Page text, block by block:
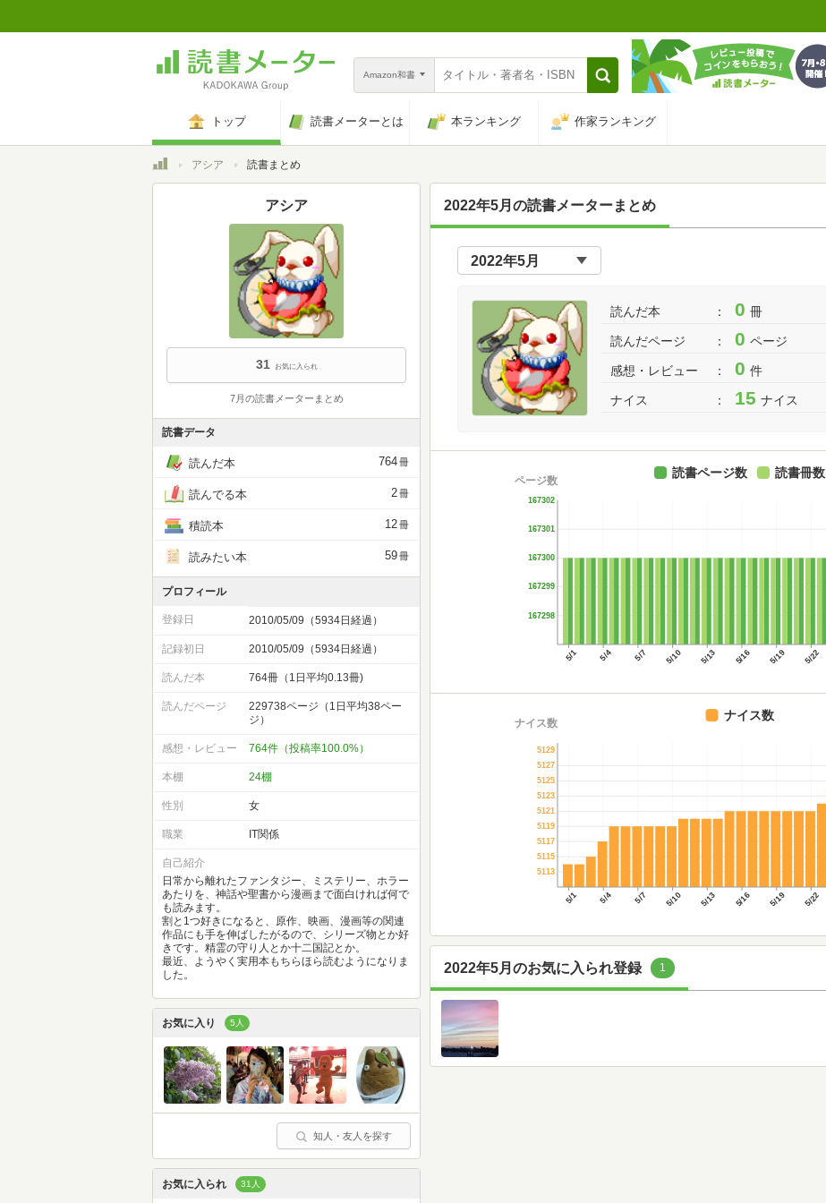
Amazon和書
トップ 読書メーターとは 本ランキング 作家ランキング
トップアシア 読書まとめ
2022年5月の読書メーターまとめ
読んだ本 0 冊
読んだページ 0 ページ
感想・レビュー 0 件
ナイス 15 ナイス
5/1 5/4 5/7 5/10 5/13 5/16 5/19 5/22
167298
167299
167300
167301
167302
ページ数
読書ページ数 読書冊数
5/1 5/4 5/7 5/10 5/13 5/16 5/19 5/22
5113
5115
5117
5119
5121
5123
5125
5127
5129
ナイス数
ナイス数
2022年5月のお気に入られ登録 1
アシア
31 お気に入られ
7月の読書メーターまとめ
読書データ
読んだ本 764冊
読んでる本 2冊
積読本 12冊
読みたい本 59冊
プロフィール
登録日 2010/05/09（5934日経過）
記録初日 2010/05/09（5934日経過）
読んだ本 764冊（1日平均0.13冊)
読んだページ
229738ページ（1日平均38ペー
ジ）
感想・レビュー 764件（投稿率100.0%）
本棚 24棚
性別 女
職業 IT関係
自己紹介
日常から離れたファンタジー、ミステリー、ホラー
あたりを、神話や聖書から漫画まで面白ければ何で
も読みます。
割と1つ好きになると、原作、映画、漫画等の関連
作品にも手を伸ばしたがるので、シリーズ物とか好
きです。精霊の守り人とか十二国記とか。
最近、ようやく実用本もちらほら読むようになりま
した。
お気に入り 5人
知人・友人を探す
お気に入られ 31人